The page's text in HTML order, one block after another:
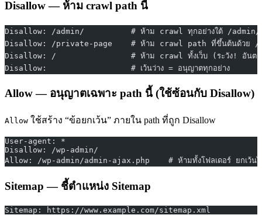
Disallow — ห้าม crawl path นี้
Disallow: /admin/          # ห้าม crawl ทุกอย่างใต้ /admin/
Disallow: /private-page    # ห้าม crawl path ที่ขึ้นต้นด้วย /
Disallow: /                # ห้าม crawl ทั้งเว็บ (ระวัง! อันตร
Disallow:                  # เว้นว่าง = อนุญาตทุกอย่าง
Allow — อนุญาตเฉพาะ path นี้ (ใช้ซ้อนกับ Disallow)
Allow ใช้สร้าง “ข้อยกเว้น” ภายใน path ที่ถูก Disallow
User-agent: *
Disallow: /wp-admin/
Allow: /wp-admin/admin-ajax.php    # ห้ามทั้งโฟลเดอร์ ยกเว้นไ
Sitemap — ชี้ตำแหน่ง Sitemap
Sitemap: https://www.example.com/sitemap.xml